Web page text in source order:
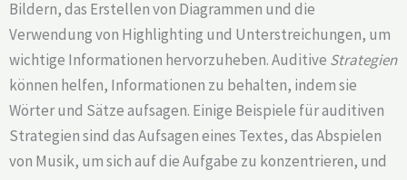
Bildern, das Erstellen von Diagrammen und die
Verwendung von Highlighting und Unterstreichungen, um
wichtige Informationen hervorzuheben. Auditive Strategien
können helfen, Informationen zu behalten, indem sie
Wörter und Sätze aufsagen. Einige Beispiele für auditiven
Strategien sind das Aufsagen eines Textes, das Abspielen
von Musik, um sich auf die Aufgabe zu konzentrieren, und